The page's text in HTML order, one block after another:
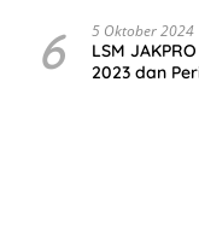
Juta
6 5 Oktober 2024
LSM
2023 dan